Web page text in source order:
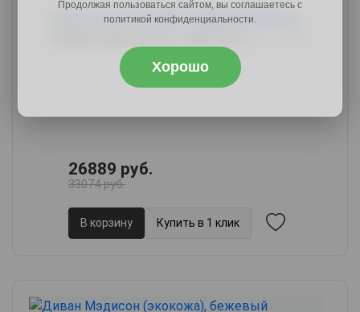
26889 руб.
33074 руб.
В корзину Купить в 1 клик
Продолжая пользоваться сайтом, вы соглашаетесь с
политикой конфиденциальности.
Хорошо